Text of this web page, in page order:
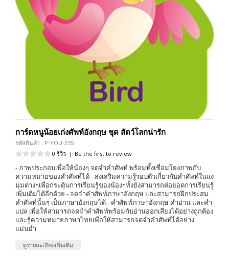
การ์ดหนูน้อยเก่งศัพท์อังกฤษ ชุด สัตว์โลกน่ารัก
รหัสสินค้า : P-YOU-255
0 รีวิว | Be the first to review
- ภาพประกอบเพื่อให้น้องๆ จดจำคำศัพท์ พร้อมทั้งเชื่อมโยงภาพกับ
ความหมายของคำศัพท์ได้ - ส่งเสริมความรู้รอบตัวเกี่ยวกับคำศัพท์ในแง่
มุมต่างๆเพื่อกระตุ้นการเรียนรู้ของน้องๆทั้งยังสามารถต่อยอดการเรียนรู้
เพิ่มเติมได้อีกด้วย - จดจำคำศัพท์ภาษาอังกฤษ และสามารถฝึกประสม
คำศัพท์นั้นๆ เป็นภาษาอังกฤษได้ - คำศัพท์ภาษาอังกฤษ คำอ่าน และคำ
แปล เพื่อให้สามารถจดจำคำศัพท์พร้อมกับอ่านออกเสียงได้อย่างถูกต้อง
และรู้ความหมายภาษาไทยเพื่อให้สามารถจดจำคำศัพท์ได้อย่าง
แม่นยำ
ดูรายละเอียดเพิ่มเติม